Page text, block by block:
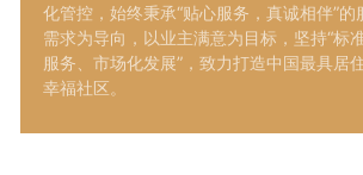
化管控，始终秉承“贴心服务，真诚相伴”
需求为导向，以业主满意为目标，坚持“标
服务、市场化发展”，致力打造中国最具居
幸福社区。